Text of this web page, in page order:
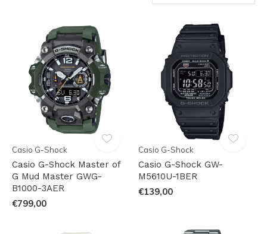
Casio G-Shock
Casio G-Shock Master of
G Mud Master GWG-
B1000-3AER
€799,00
Casio G-Shock
Casio G-Shock GW-
M5610U-1BER
€139,00